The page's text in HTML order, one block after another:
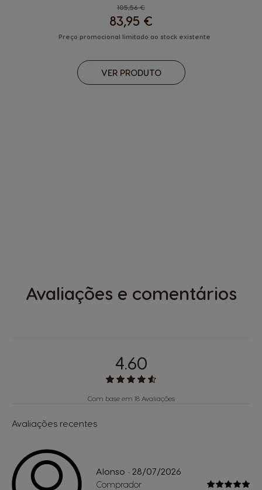
Regular Price
105,56 €
83,95 €
Preço promocional limitado ao stock existente
VER PRODUTO
Avaliações e comentários
4.60
Com base em 18 Avaliações
Avaliações recentes
Alonso - 28/07/2026
Comprador